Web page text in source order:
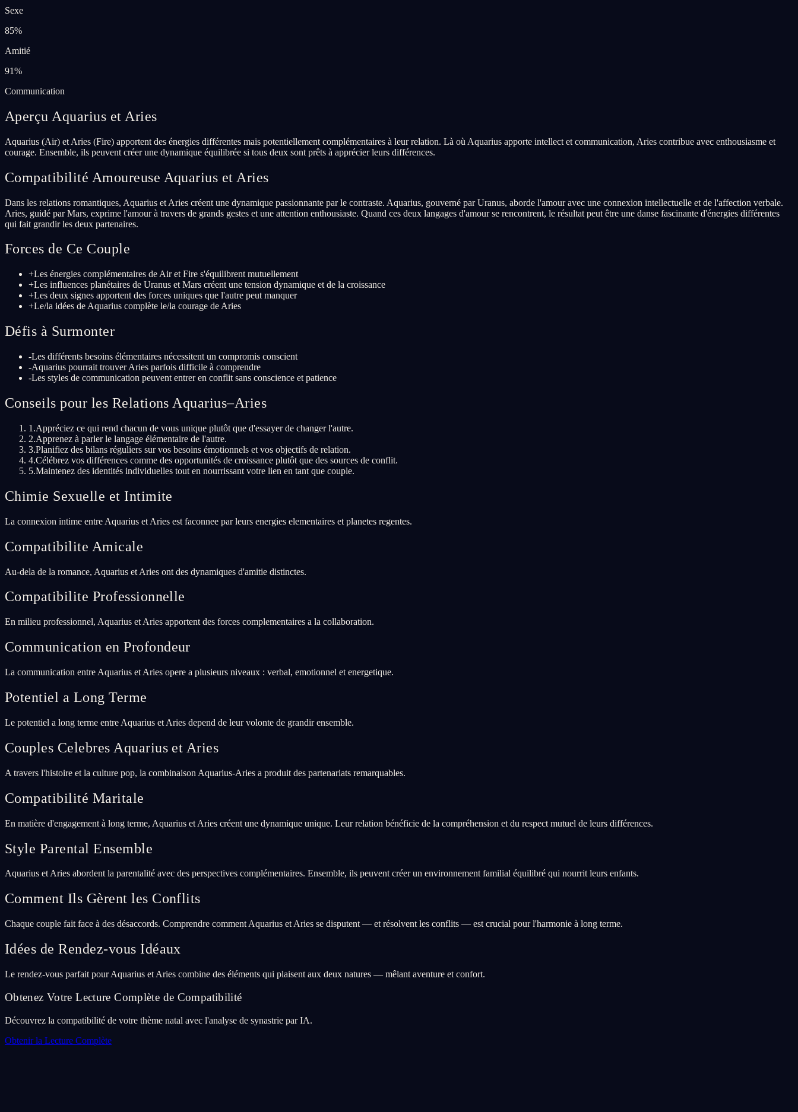
Sexe
85%
Amitié
91%
Communication
Aperçu Aquarius et Aries
Aquarius (Air) et Aries (Fire) apportent des énergies différentes mais potentiellement complémentaires à leur relation. Là où Aquarius apporte intellect et communication, Aries contribue avec enthousiasme et
courage. Ensemble, ils peuvent créer une dynamique équilibrée si tous deux sont prêts à apprécier leurs différences.
Compatibilité Amoureuse Aquarius et Aries
Dans les relations romantiques, Aquarius et Aries créent une dynamique passionnante par le contraste. Aquarius, gouverné par Uranus, aborde l'amour avec une connexion intellectuelle et de l'affection verbale.
Aries, guidé par Mars, exprime l'amour à travers de grands gestes et une attention enthousiaste. Quand ces deux langages d'amour se rencontrent, le résultat peut être une danse fascinante d'énergies différentes
qui fait grandir les deux partenaires.
Forces de Ce Couple
+Les énergies complémentaires de Air et Fire s'équilibrent mutuellement
+Les influences planétaires de Uranus et Mars créent une tension dynamique et de la croissance
+Les deux signes apportent des forces uniques que l'autre peut manquer
+Le/la idées de Aquarius complète le/la courage de Aries
Défis à Surmonter
-Les différents besoins élémentaires nécessitent un compromis conscient
-Aquarius pourrait trouver Aries parfois difficile à comprendre
-Les styles de communication peuvent entrer en conflit sans conscience et patience
Conseils pour les Relations Aquarius–Aries
1 .Appréciez ce qui rend chacun de vous unique plutôt que d'essayer de changer l'autre.
2.Apprenez à parler le langage élémentaire de l'autre.
3.Planifiez des bilans réguliers sur vos besoins émotionnels et vos objectifs de relation.
4.Célébrez vos différences comme des opportunités de croissance plutôt que des sources de conflit.
5.Maintenez des identités individuelles tout en nourrissant votre lien en tant que couple.
Chimie Sexuelle et Intimite
La connexion intime entre Aquarius et Aries est faconnee par leurs energies elementaires et planetes regentes.
Compatibilite Amicale
Au-dela de la romance, Aquarius et Aries ont des dynamiques d'amitie distinctes.
Compatibilite Professionnelle
En milieu professionnel, Aquarius et Aries apportent des forces complementaires a la collaboration.
Communication en Profondeur
La communication entre Aquarius et Aries opere a plusieurs niveaux : verbal, emotionnel et energetique.
Potentiel a Long Terme
Le potentiel a long terme entre Aquarius et Aries depend de leur volonte de grandir ensemble.
Couples Celebres Aquarius et Aries
A travers l'histoire et la culture pop, la combinaison Aquarius-Aries a produit des partenariats remarquables.
Compatibilité Maritale
En matière d'engagement à long terme, Aquarius et Aries créent une dynamique unique. Leur relation bénéficie de la compréhension et du respect mutuel de leurs différences.
Style Parental Ensemble
Aquarius et Aries abordent la parentalité avec des perspectives complémentaires. Ensemble, ils peuvent créer un environnement familial équilibré qui nourrit leurs enfants.
Comment Ils Gèrent les Conflits
Chaque couple fait face à des désaccords. Comprendre comment Aquarius et Aries se disputent — et résolvent les conflits — est crucial pour l'harmonie à long terme.
Idées de Rendez-vous Idéaux
Le rendez-vous parfait pour Aquarius et Aries combine des éléments qui plaisent aux deux natures — mêlant aventure et confort.
Obtenez Votre Lecture Complète de Compatibilité
Découvrez la compatibilité de votre thème natal avec l'analyse de synastrie par IA.
Obtenir la Lecture Complète